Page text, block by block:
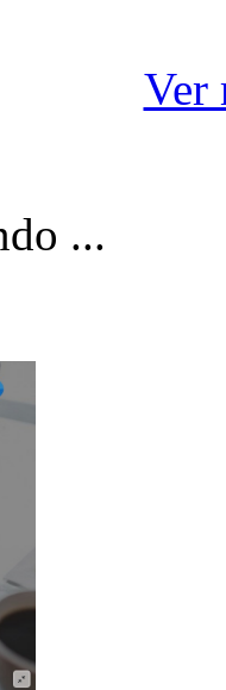
Ver
...